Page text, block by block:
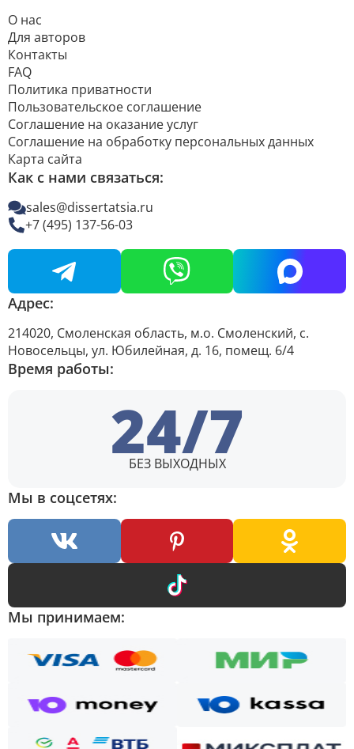
О нас
Для авторов
Контакты
FAQ
Политика приватности
Пользовательское соглашение
Соглашение на оказание услуг
Соглашение на обработку персональных данных
Карта сайта
Как с нами связаться:
sales@dissertatsia.ru
+7 (495) 137-56-03
Адрес:
214020, Смоленская область, м.о. Смоленский, с.
Новосельцы, ул. Юбилейная, д. 16, помещ. 6/4
Время работы:
24/7
БЕЗ ВЫХОДНЫХ
Мы в соцсетях:
Мы принимаем: